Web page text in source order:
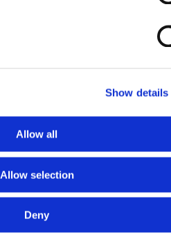
Show details
Allow all
Allow selection
Deny